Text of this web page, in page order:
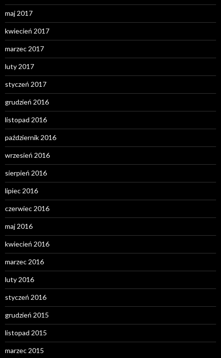
maj 2017
kwiecień 2017
marzec 2017
luty 2017
styczeń 2017
grudzień 2016
listopad 2016
październik 2016
wrzesień 2016
sierpień 2016
lipiec 2016
czerwiec 2016
maj 2016
kwiecień 2016
marzec 2016
luty 2016
styczeń 2016
grudzień 2015
listopad 2015
marzec 2015